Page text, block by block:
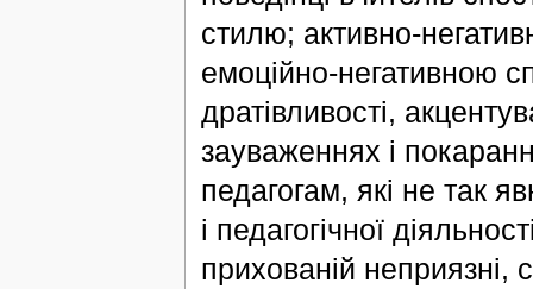
стилю; активно-
емоційно-негативною
дратівливості,
зауваженнях і
педагогам, які не так
і педагогічної
прихованій неприязні,